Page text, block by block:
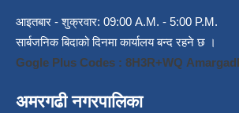
आइतबार - शुक्रवार: 09:00 A.M. - 5:00 P.M.
सार्बजनिक बिदाको दिनमा कार्यालय बन्द रहने छ ।
Gogle Plus Codes : 8H3R+WQ
अमरगढी नगरपालिका